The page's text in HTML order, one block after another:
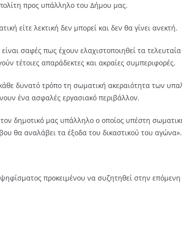
προς υπάλληλο του Δήμου μας.
είτε λεκτική δεν μπορεί και δεν θα γίνει ανεκτή.
σαφές πως έχουν ελαχιστοποιηθεί τα
τέτοιες απαράδεκτες και ακραίες συμπεριφορές.
δυνατό τρόπο τη σωματική ακεραιότητα των
ένα ασφαλές εργασιακό περιβάλλον.
δημοτικό μας υπάλληλο ο οποίος υπέστη
θα αναλάβει τα έξοδα του δικαστικού του αγώνα».
προκειμένου να συζητηθεί στην